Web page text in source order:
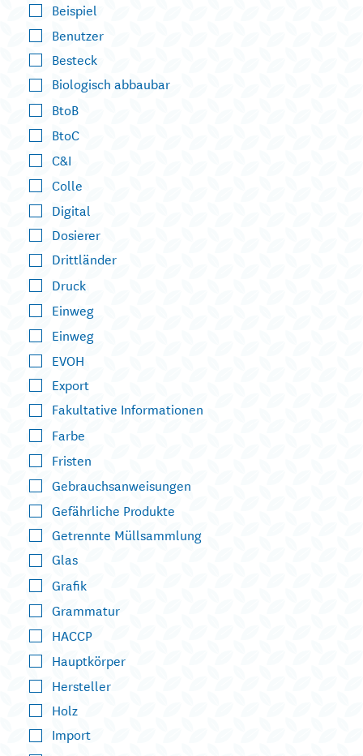
Beispiel
Benutzer
Besteck
Biologisch abbaubar
BtoB
BtoC
C&I
Colle
Digital
Dosierer
Drittländer
Druck
Einweg
Einweg
EVOH
Export
Fakultative Informationen
Farbe
Fristen
Gebrauchsanweisungen
Gefährliche Produkte
Getrennte Müllsammlung
Glas
Grafik
Grammatur
HACCP
Hauptkörper
Hersteller
Holz
Import